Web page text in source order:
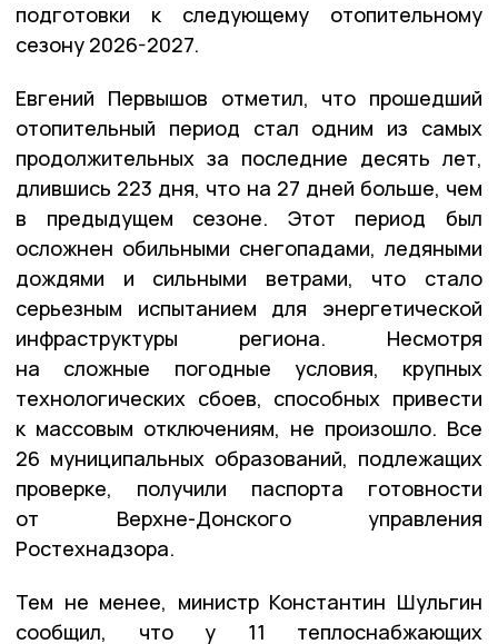
подготовки к следующему отопительному
сезону 2026-2027.
Евгений Первышов отметил, что прошедший
отопительный период стал одним из самых
продолжительных за последние десять лет,
длившись 223 дня, что на 27 дней больше, чем
в предыдущем сезоне. Этот период был
осложнен обильными снегопадами, ледяными
дождями и сильными ветрами, что стало
серьезным испытанием для энергетической
инфраструктуры региона. Несмотря
на сложные погодные условия, крупных
технологических сбоев, способных привести
к массовым отключениям, не произошло. Все
26 муниципальных образований, подлежащих
проверке, получили паспорта готовности
от Верхне-Донского управления
Ростехнадзора.
Тем не менее, министр Константин Шульгин
сообщил, что у 11 теплоснабжающих